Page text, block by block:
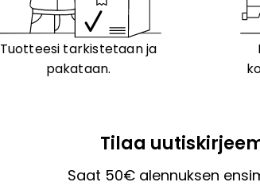
Tuotteesi tarkistetaan ja
pakataan.
Tilaa
Saat 50€ alennuksen